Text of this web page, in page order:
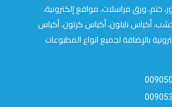
ختم، ورق مراسلات، مواقع إلكترونية،
أكياس نايلون، أكياس كرتون، أكياس
بالإضافة لجميع انواع المطبوعات